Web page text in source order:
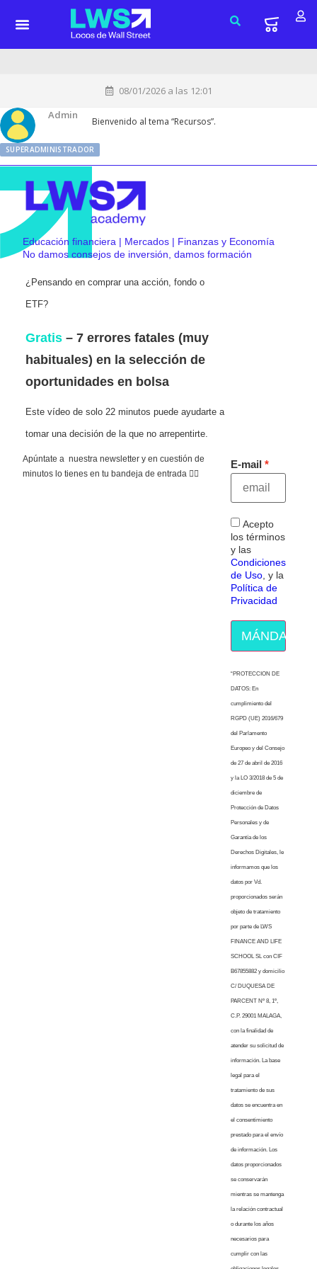
08/01/2026 a las 12:01
Admin
SUPERADMINISTRADOR
Bienvenido al tema “Recursos”.
Educación financiera | Mercados | Finanzas y Economía
No damos consejos de inversión, damos formación
¿Pensando en comprar una acción, fondo o
ETF?
Gratis – 7 errores fatales (muy
habituales) en la selección de
oportunidades en bolsa
Este vídeo de solo 22 minutos puede ayudarte a
tomar una decisión de la que no arrepentirte.
Apúntate a nuestra newsletter y en cuestión de
minutos lo tienes en tu bandeja de entrada 👇🏻
E-mail
Acepto
los términos
y las
Condiciones
de Uso, y la
Política de
Privacidad
MÁNDAME
“PROTECCION DE
DATOS: En
cumplimiento del
RGPD (UE) 2016/679
del Parlamento
Europeo y del Consejo
de 27 de abril de 2016
y la LO 3/2018 de 5 de
diciembre de
Protección de Datos
Personales y de
Garantía de los
Derechos Digitales, le
informamos que los
datos por Vd.
proporcionados serán
objeto de tratamiento
por parte de LWS
FINANCE AND LIFE
SCHOOL SL con CIF
B67855882 y domicilio
C/ DUQUESA DE
PARCENT Nº 8, 1º,
C.P. 29001 MALAGA,
con la finalidad de
atender su solicitud de
información. La base
legal para el
tratamiento de sus
datos se encuentra en
el consentimiento
prestado para el envío
de información. Los
datos proporcionados
se conservarán
mientras se mantenga
la relación contractual
o durante los años
necesarios para
cumplir con las